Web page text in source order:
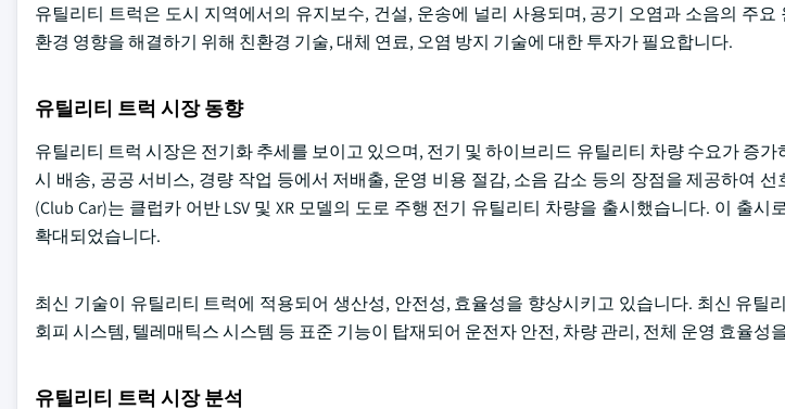
유틸리티 트럭은 도시 지역에서의 유지보수, 건설, 운송에 널리 사용되며, 공기 오염과 소음의 주
환경 영향을 해결하기 위해 친환경 기술, 대체 연료, 오염 방지 기술에 대한 투자가 필요합니다.
유틸리티 트럭 시장 동향
유틸리티 트럭 시장은 전기화 추세를 보이고 있으며, 전기 및 하이브리드 유틸리티 차량 수요가 증
시 배송, 공공 서비스, 경량 작업 등에서 저배출, 운영 비용 절감, 소음 감소 등의 장점을 제공하여
(Club Car)는 클럽카 어반 LSV 및 XR 모델의 도로 주행 전기 유틸리티 차량을 출시했습니다. 이 출시
확대되었습니다.
최신 기술이 유틸리티 트럭에 적용되어 생산성, 안전성, 효율성을 향상시키고 있습니다. 최신 유틸
회피 시스템, 텔레매틱스 시스템 등 표준 기능이 탑재되어 운전자 안전, 차량 관리, 전체 운영 효율성
유틸리티 트럭 시장 분석